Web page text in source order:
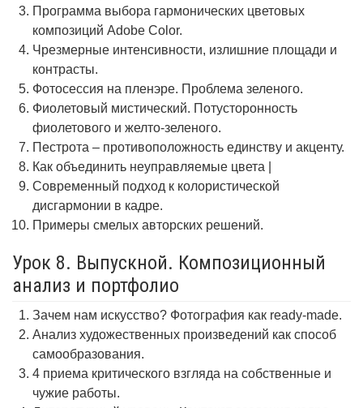
Программа выбора гармонических цветовых
композиций Adobe Color.
Чрезмерные интенсивности, излишние площади и
контрасты.
Фотосессия на пленэре. Проблема зеленого.
Фиолетовый мистический. Потусторонность
фиолетового и желто-зеленого.
Пестрота – противоположность единству и акценту.
Как объединить неуправляемые цвета |
Современный подход к колористической
дисгармонии в кадре.
Примеры смелых авторских решений.
Урок 8. Выпускной. Композиционный
анализ и портфолио
Зачем нам искусство? Фотография как ready-made.
Анализ художественных произведений как способ
самообразования.
4 приема критического взгляда на собственные и
чужие работы.